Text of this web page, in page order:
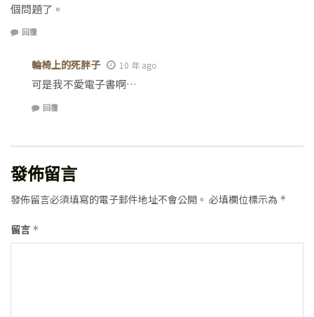
個問題了。
回覆
輪椅上的死胖子 10 年 ago
可是我不愛電子書啊…
回覆
發佈留言
發佈留言必須填寫的電子郵件地址不會公開。 必填欄位標示為 *
留言 *